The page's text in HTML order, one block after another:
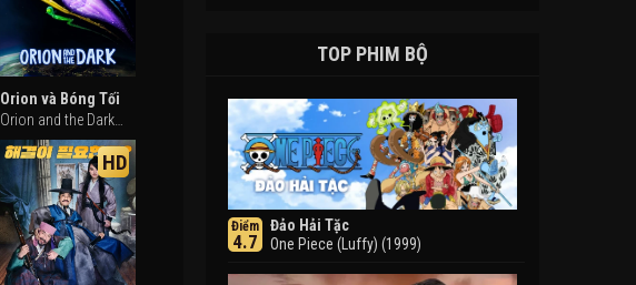
Orion và Bóng Tối
HD
TOP PHIM BỘ
Điểm
4.7
Đảo Hải Tặc
One Piece (Luffy) (1999)